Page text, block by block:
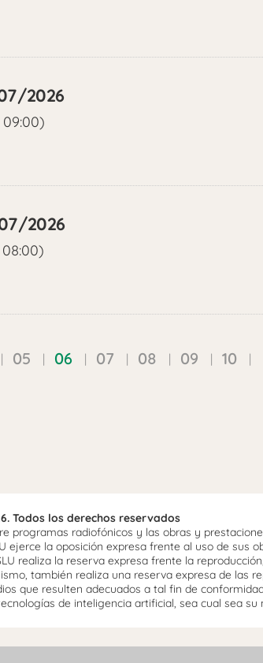
2026
2026
05 06 07 08 09 10
Todos los derechos reservados
programas radiofónicos y las obras y
ejerce la oposición expresa frente al uso de
realiza la reserva expresa frente la
también realiza una reserva expresa de
que resulten adecuados a tal fin de
de inteligencia artificial, sea cual sea su